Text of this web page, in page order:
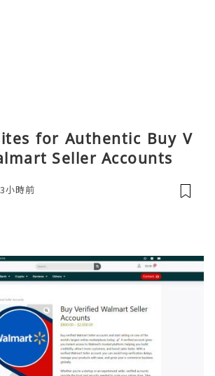
for Authentic Buy V
Seller Accounts
3小時前